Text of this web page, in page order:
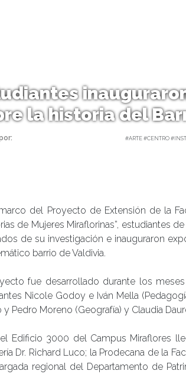
la historia del
#ARTE #CENTRO
del Proyecto de Extensión de la
de Mujeres Miraflorinas”, estudiantes
de su investigación e inauguraron
barrio de Valdivia.
fue desarrollado durante los
Nicole Godoy e Iván Mella
y Pedro Moreno (Geografía) y Claudia
el Edificio 3000 del Campus Miraflores
Dr. Richard Luco; la Prodecana de la
regional del Departamento de